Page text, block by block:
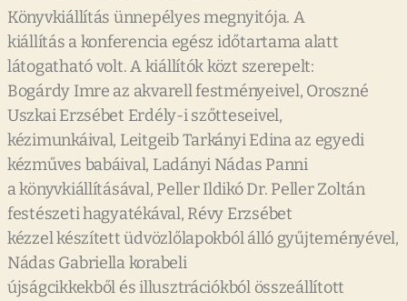
Könyvkiállítás ünnepélyes megnyitója. A
kiállítás a konferencia egész időtartama alatt
látogatható volt. A kiállítók közt szerepelt:
Bogárdy Imre az akvarell festményeivel, Oroszné
Uszkai Erzsébet Erdély-i szőtteseivel,
kézimunkáival, Leitgeib Tarkányi Edina az egyedi
kézműves babáival, Ladányi Nádas Panni
a könyvkiállításával, Peller Ildikó Dr. Peller Zoltán
festészeti hagyatékával, Révy Erzsébet
kézzel készített üdvözlőlapokból álló gyűjteményével,
Nádas Gabriella korabeli
újságcikkekből és illusztrációkból összeállított